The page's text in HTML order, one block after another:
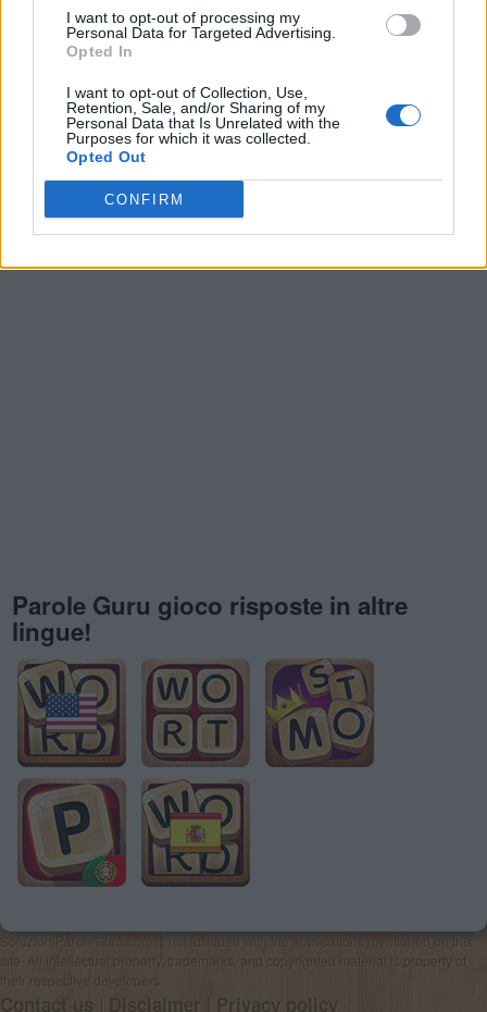
I want to opt-out of processing my
Personal Data for Targeted Advertising.
Opted In
I want to opt-out of Collection, Use,
Retention, Sale, and/or Sharing of my
Personal Data that Is Unrelated with the
Purposes for which it was collected.
Opted Out
CONFIRM
Ultime ricerche:
Fuici,fiasc,Onvel,BollE,aitur,anatr REETT,iシェア
Darot,Telar,Matta
Urpze,N+r+o,33rd
Parole Guru gioco risposte in altre
lingue!
SoluzioniParoleGuru.com is not affiliated with the applications mentioned on this
site. All intellectual property, trademarks, and copyrighted material is property of
Contact us Disclaimer Privacy policy